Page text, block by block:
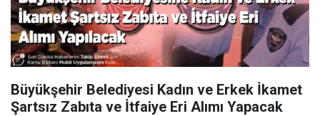
Büyükşehir Belediyesi Kadın ve Erkek İkamet
Şartsız Zabıta ve İtfaiye Eri Alımı Yapacak